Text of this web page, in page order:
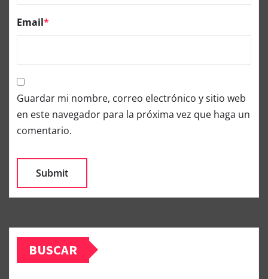
Email*
Guardar mi nombre, correo electrónico y sitio web
en este navegador para la próxima vez que haga un
comentario.
BUSCAR